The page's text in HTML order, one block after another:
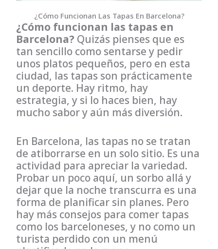
¿Cómo Funcionan Las Tapas En Barcelona?
¿Cómo funcionan las tapas en
Barcelona? Quizás pienses que es
tan sencillo como sentarse y pedir
unos platos pequeños, pero en esta
ciudad, las tapas son prácticamente
un deporte. Hay ritmo, hay
estrategia, y si lo haces bien, hay
mucho sabor y aún más diversión.
En Barcelona, las tapas no se tratan
de atiborrarse en un solo sitio. Es una
actividad para apreciar la variedad.
Probar un poco aquí, un sorbo allá y
dejar que la noche transcurra es una
forma de planificar sin planes. Pero
hay más consejos para comer tapas
como los barceloneses, y no como un
turista perdido con un menú